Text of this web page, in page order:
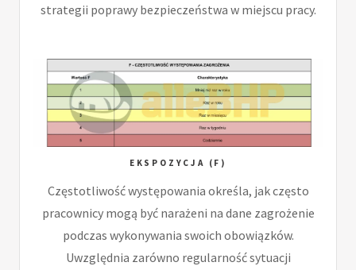
strategii poprawy bezpieczeństwa w miejscu pracy.
EKSPOZYCJA (F)
Częstotliwość występowania określa, jak często
pracownicy mogą być narażeni na dane zagrożenie
podczas wykonywania swoich obowiązków.
Uwzględnia zarówno regularność sytuacji